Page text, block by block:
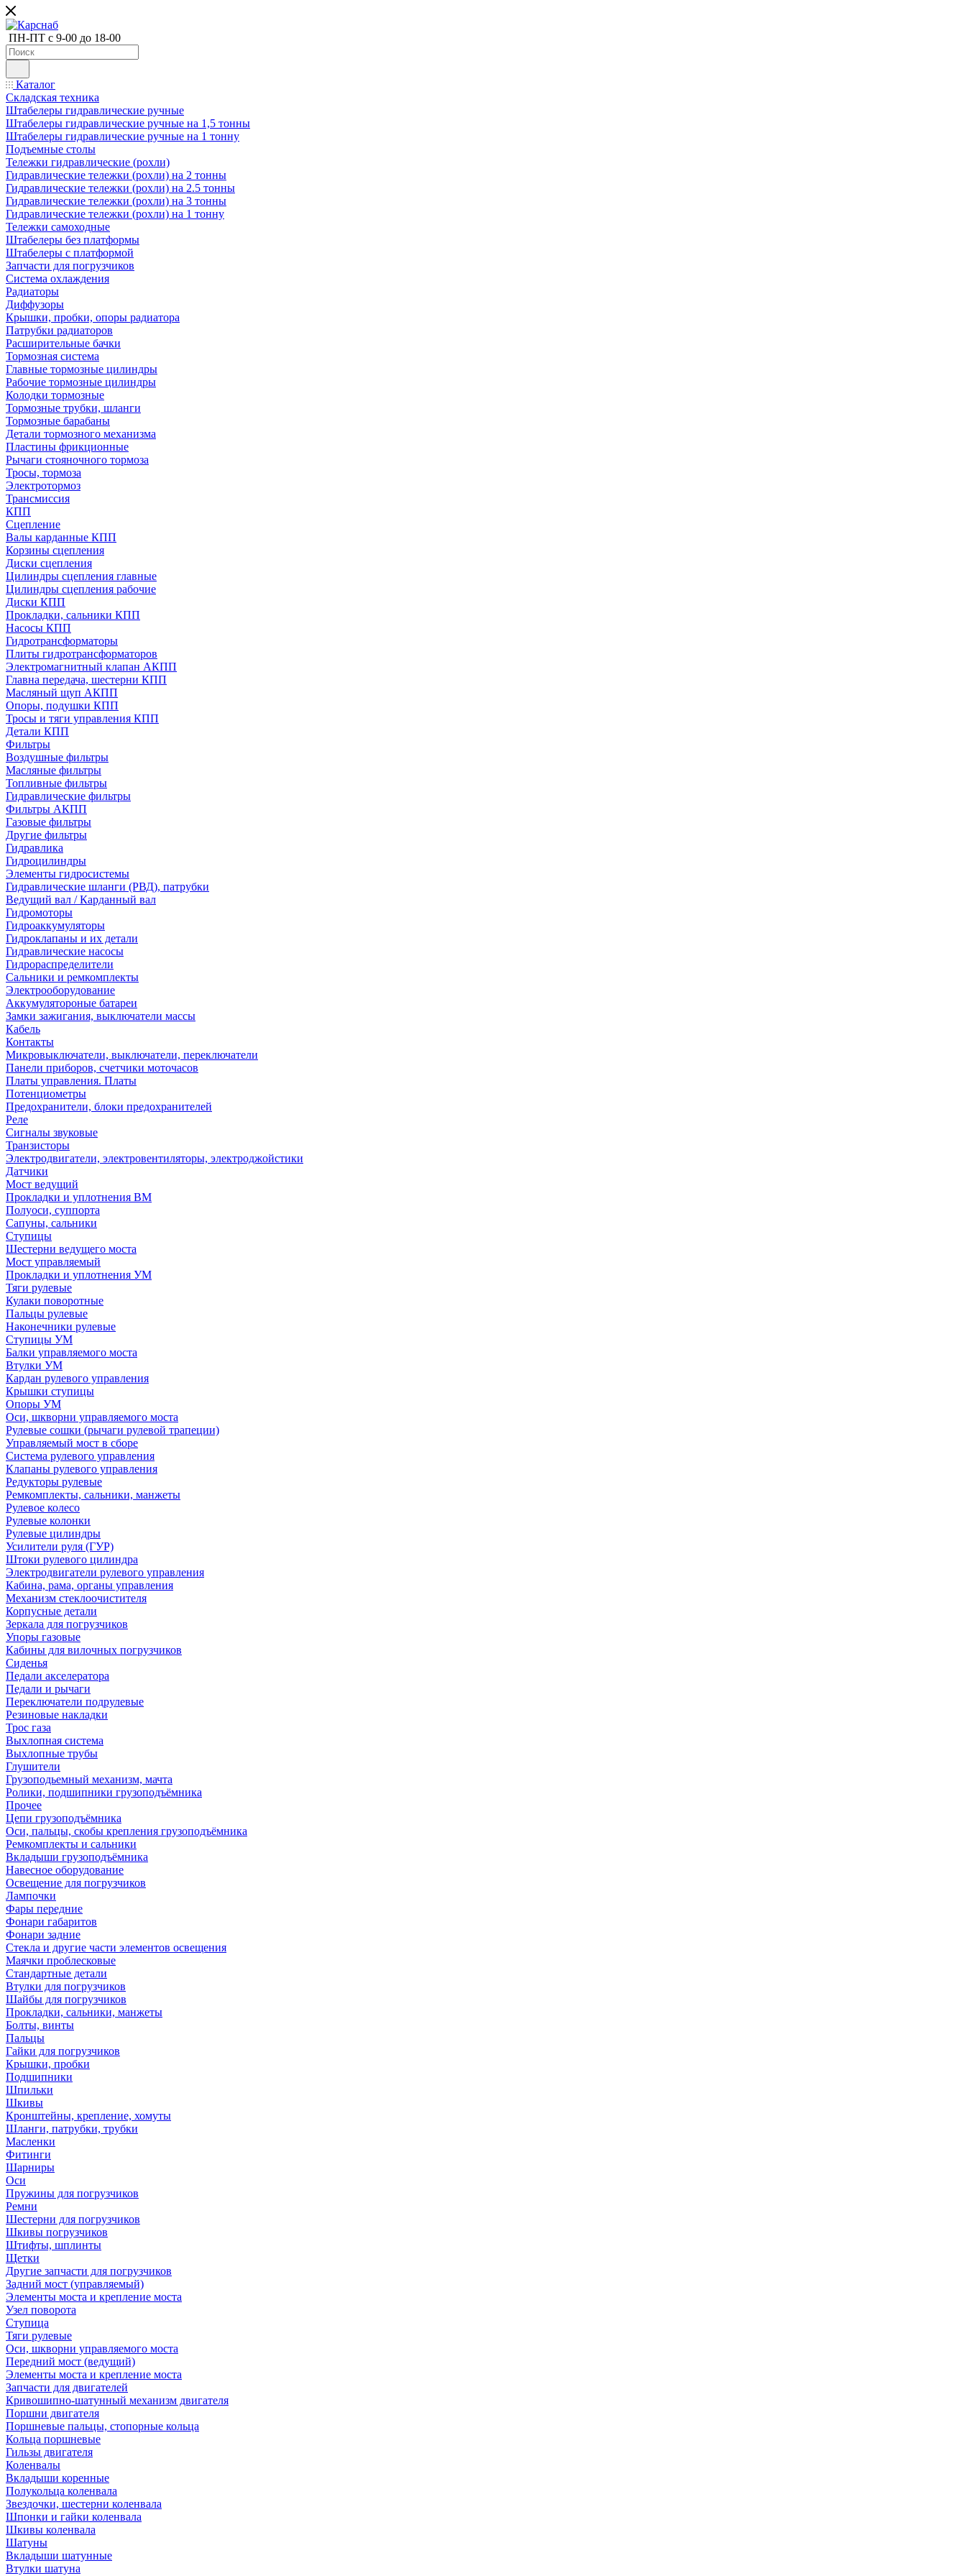
ПН-ПТ с 9-00 до 18-00
Каталог
Складская техника
Штабелеры гидравлические ручные
Штабелеры гидравлические ручные на 1,5 тонны
Штабелеры гидравлические ручные на 1 тонну
Подъемные столы
Тележки гидравлические (рохли)
Гидравлические тележки (рохли) на 2 тонны
Гидравлические тележки (рохли) на 2.5 тонны
Гидравлические тележки (рохли) на 3 тонны
Гидравлические тележки (рохли) на 1 тонну
Тележки самоходные
Штабелеры без платформы
Штабелеры с платформой
Запчасти для погрузчиков
Система охлаждения
Радиаторы
Диффузоры
Крышки, пробки, опоры радиатора
Патрубки радиаторов
Расширительные бачки
Тормозная система
Главные тормозные цилиндры
Рабочие тормозные цилиндры
Колодки тормозные
Тормозные трубки, шланги
Тормозные барабаны
Детали тормозного механизма
Пластины фрикционные
Рычаги стояночного тормоза
Тросы, тормоза
Электротормоз
Трансмиссия
КПП
Сцепление
Валы карданные КПП
Корзины сцепления
Диски сцепления
Цилиндры сцепления главные
Цилиндры сцепления рабочие
Диски КПП
Прокладки, сальники КПП
Насосы КПП
Гидротрансформаторы
Плиты гидротрансформаторов
Электромагнитный клапан АКПП
Главна передача, шестерни КПП
Масляный щуп АКПП
Опоры, подушки КПП
Тросы и тяги управления КПП
Детали КПП
Фильтры
Воздушные фильтры
Масляные фильтры
Топливные фильтры
Гидравлические фильтры
Фильтры АКПП
Газовые фильтры
Другие фильтры
Гидравлика
Гидроцилиндры
Элементы гидросистемы
Гидравлические шланги (РВД), патрубки
Ведущий вал / Карданный вал
Гидромоторы
Гидроаккумуляторы
Гидроклапаны и их детали
Гидравлические насосы
Гидрораспределители
Сальники и ремкомплекты
Электрооборудование
Аккумулятороные батареи
Замки зажигания, выключатели массы
Кабель
Контакты
Микровыключатели, выключатели, переключатели
Панели приборов, счетчики моточасов
Платы управления. Платы
Потенциометры
Предохранители, блоки предохранителей
Реле
Сигналы звуковые
Транзисторы
Электродвигатели, электровентиляторы, электроджойстики
Датчики
Мост ведущий
Прокладки и уплотнения ВМ
Полуоси, суппорта
Сапуны, сальники
Ступицы
Шестерни ведущего моста
Мост управляемый
Прокладки и уплотнения УМ
Тяги рулевые
Кулаки поворотные
Пальцы рулевые
Наконечники рулевые
Ступицы УМ
Балки управляемого моста
Втулки УМ
Кардан рулевого управления
Крышки ступицы
Опоры УМ
Оси, шкворни управляемого моста
Рулевые сошки (рычаги рулевой трапеции)
Управляемый мост в сборе
Система рулевого управления
Клапаны рулевого управления
Редукторы рулевые
Ремкомплекты, сальники, манжеты
Рулевое колесо
Рулевые колонки
Рулевые цилиндры
Усилители руля (ГУР)
Штоки рулевого цилиндра
Электродвигатели рулевого управления
Кабина, рама, органы управления
Механизм стеклоочистителя
Корпусные детали
Зеркала для погрузчиков
Упоры газовые
Кабины для вилочных погрузчиков
Сиденья
Педали акселератора
Педали и рычаги
Переключатели подрулевые
Резиновые накладки
Трос газа
Выхлопная система
Выхлопные трубы
Глушители
Грузоподьемный механизм, мачта
Ролики, подшипники грузоподъёмника
Прочее
Цепи грузоподъёмника
Оси, пальцы, скобы крепления грузоподъёмника
Ремкомплекты и сальники
Вкладыши грузоподъёмника
Навесное оборудование
Освещение для погрузчиков
Лампочки
Фары передние
Фонари габаритов
Фонари задние
Стекла и другие части элементов освещения
Маячки проблесковые
Стандартные детали
Втулки для погрузчиков
Шайбы для погрузчиков
Прокладки, сальники, манжеты
Болты, винты
Пальцы
Гайки для погрузчиков
Крышки, пробки
Подшипники
Шпильки
Шкивы
Кронштейны, крепление, хомуты
Шланги, патрубки, трубки
Масленки
Фитинги
Шарниры
Оси
Пружины для погрузчиков
Ремни
Шестерни для погрузчиков
Шкивы погрузчиков
Штифты, шплинты
Щетки
Другие запчасти для погрузчиков
Задний мост (управляемый)
Элементы моста и крепление моста
Узел поворота
Ступица
Тяги рулевые
Оси, шкворни управляемого моста
Передний мост (ведущий)
Элементы моста и крепление моста
Запчасти для двигателей
Кривошипно-шатунный механизм двигателя
Поршни двигателя
Поршневые пальцы, стопорные кольца
Кольца поршневые
Гильзы двигателя
Коленвалы
Вкладыши коренные
Полукольца коленвала
Звездочки, шестерни коленвала
Шпонки и гайки коленвала
Шкивы коленвала
Шатуны
Вкладыши шатунные
Втулки шатуна